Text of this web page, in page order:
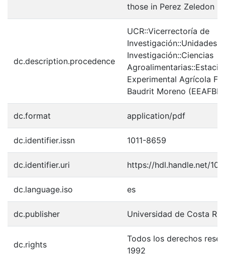
those in Perez Zeledon
dc.description.procedence
UCR::Vicerrectoría de
Investigación::Unidades
Investigación::Ciencias
Experimental Agrícola
Baudrit Moreno
dc.format application/pdf
dc.identifier.issn 1011-8659
dc.identifier.uri https://hdl.handle.net/
dc.language.iso es
dc.publisher Universidad de Costa
dc.rights
Todos los derechos
1992